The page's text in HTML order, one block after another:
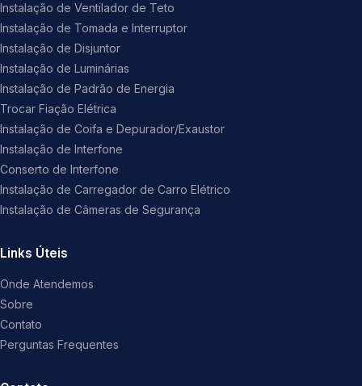
Instalação de Ventilador de Teto
Instalação de Tomada e Interruptor
Instalação de Disjuntor
Instalação de Luminárias
Instalação de Padrão de Energia
Trocar Fiação Elétrica
Instalação de Coifa e Depurador/Exaustor
Instalação de Interfone
Conserto de Interfone
Instalação de Carregador de Carro Elétrico
Instalação de Câmeras de Segurança
Links Úteis
Onde Atendemos
Sobre
Contato
Perguntas Frequentes